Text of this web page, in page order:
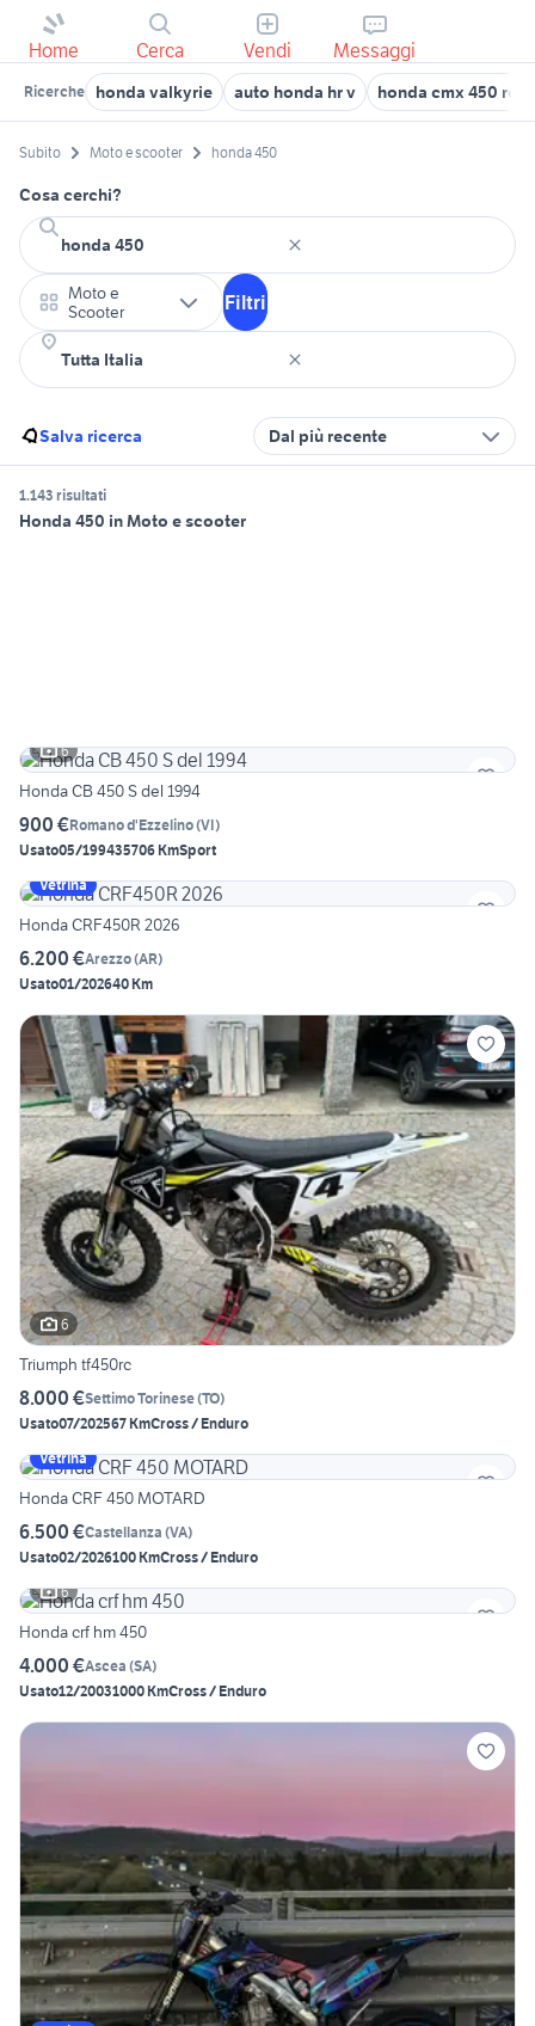
Home Cerca Vendi Messaggi
Ricerche honda valkyrie auto honda hr v honda cmx 450
Subito Moto e scooter honda 450
Cosa cerchi?
Moto e
Scooter
Filtri
Salva ricerca Dal più recente
1.143 risultati
Honda 450 in Moto e scooter
6
Honda CB 450 S del 1994
900 €Romano d'Ezzelino(VI)
Usato05/199435706 KmSport
Vetrina
Honda CRF450R 2026
6.200 €Arezzo(AR)
Usato01/202640 Km
6
Triumph tf450rc
8.000 €Settimo Torinese(TO)
Usato07/202567 KmCross / Enduro
Vetrina
Honda CRF 450 MOTARD
6.500 €Castellanza (VA)
Usato02/2026100 KmCross / Enduro
6
Honda crf hm 450
4.000 €Ascea (SA)
Usato12/20031000 KmCross / Enduro